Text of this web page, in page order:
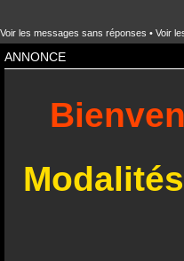
Voir les messages sans réponses • Voir
ANNONCE